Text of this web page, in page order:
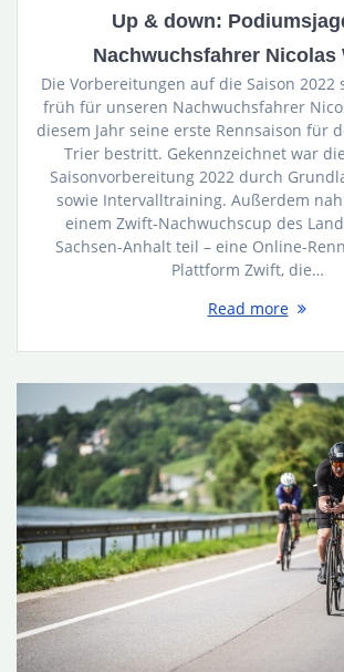
Up & down:
Nachwuchsfahrer
Die Vorbereitungen auf die Saison 2022
früh für unseren Nachwuchsfahrer
diesem Jahr seine erste Rennsaison für
Trier bestritt. Gekennzeichnet war
Saisonvorbereitung 2022 durch
sowie Intervalltraining. Außerdem
einem Zwift-Nachwuchscup des
Sachsen-Anhalt teil – eine Online-
Plattform Zwift, die…
Read more